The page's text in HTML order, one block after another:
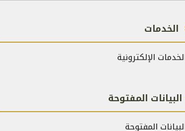
الخدمات
الإلكترونية
البيانات المفتوحة
المفتوحة